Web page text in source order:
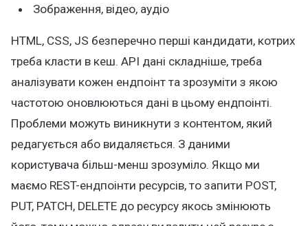
Зображення, відео, аудіо
HTML, CSS, JS безперечно перші кандидати, котрих
треба класти в кеш. API дані складніше, треба
аналізувати кожен ендпоінт та зрозуміти з якою
частотою оновлюються дані в цьому ендпоінті.
Проблеми можуть виникнути з контентом, який
редагується або видаляється. З даними
користувача більш-менш зрозуміло. Якщо ми
маємо REST-ендпоінти ресурсів, то запити POST,
PUT, PATCH, DELETE до ресурсу якось змінюють